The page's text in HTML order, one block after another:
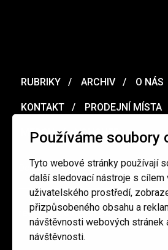
Používáme soubory
Tyto webové stránky používají
další sledovací nástroje s cílem
uživatelského prostředí,
přizpůsobeného obsahu a
návštěvnosti webových stránek
návštěvnosti.
RUBRIKY ARCHIV O NÁS
KONTAKT PRODEJNÍ MÍSTA
MERCH VOUCHER
Ochrana osobních údajů /
redakce@cinepur.cz